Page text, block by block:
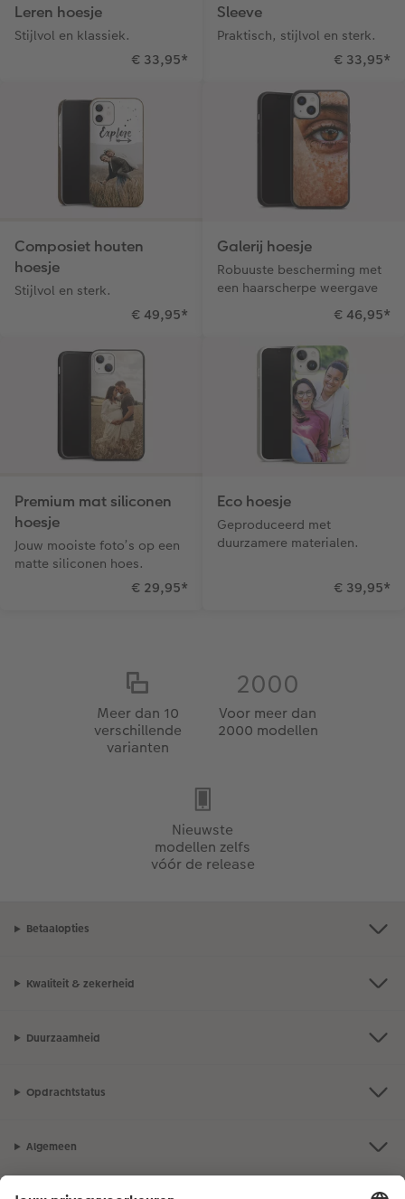
Sleeve
Praktisch, stijlvol en sterk.
€ 33,95*
Leren hoesje
Stijlvol en klassiek.
€ 33,95*
Composiet houten
hoesje
Stijlvol en sterk.
€ 49,95*
Galerij hoesje
Robuuste bescherming met
een haarscherpe weergave
€ 46,95*
Premium mat siliconen
hoesje
Jouw mooiste foto’s op een
matte siliconen hoes.
€ 29,95*
Eco hoesje
Geproduceerd met
duurzamere materialen.
€ 39,95*
Meer dan 10
verschillende
varianten
2000
Voor meer dan
2000 modellen
Nieuwste
modellen zelfs
vóór de release
Betaalopties
Kwaliteit & zekerheid
Duurzaamheid
Opdrachtstatus
Algemeen